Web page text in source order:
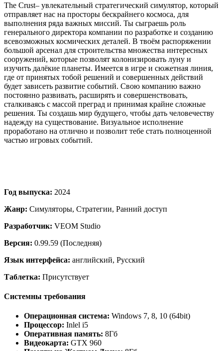
The Crust– увлекательный стратегический симулятор, который
отправляет нас на просторы бескрайнего космоса, для
выполнения ряда важных миссий. Ты сыграешь роль
генерального директора компании по разработке и созданию
всевозможных космических деталей. В твоём распоряжении
большой арсенал для строительства множества интересных
сооружений, которые позволят колонизировать луну и
изучить далёкие планеты. Имеется в игре и сюжетная линия,
где от принятых тобой решений и совершенных действий
будет зависеть развитие событий. Свою компанию важно
постоянно развивать, расширять и совершенствовать,
сталкиваясь с массой преград и принимая крайне сложные
решения. Ты создашь мир будущего, чтобы дать человечеству
надежду на существование. Визуальное исполнение
проработано на отлично и позволит тебе стать полноценной
частью игровых событий.
Год выпуска: 2024
Жанр: Симуляторы, Стратегии, Ранний доступ
Разработчик: VEOM Studio
Версия: 0.99.59 (Последняя)
Язык интерфейса: английский, Русский
Таблетка: Присутствует
Системны требования
Операционная система: Windows 7, 8, 10 (64bit)
Процессор: Inlel i5
Оперативная память: 8Гб
Видеокарта: GTX 960